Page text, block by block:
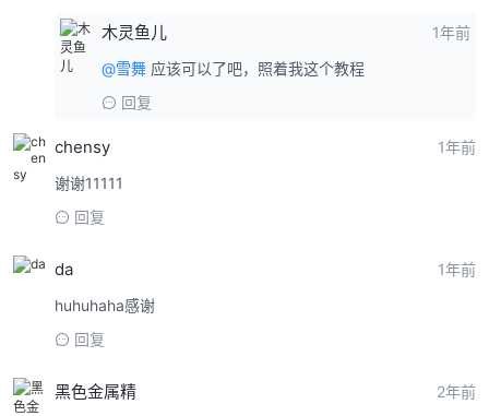
木灵鱼儿
1年前
@雪舞 应该可以了吧，照着我这个教程
回复
chensy
1年前
谢谢11111
回复
da
1年前
huhuhaha感谢
回复
黑色金属精
2年前